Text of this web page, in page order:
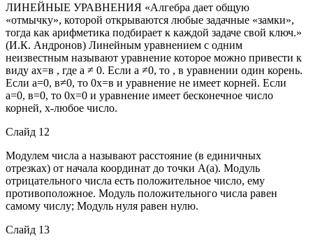
ЛИНЕЙНЫЕ УРАВНЕНИЯ «Алгебра дает общую
«отмычку», которой открываются любые задачные «замки»,
тогда как арифметика подбирает к каждой задаче свой ключ.»
(И.К. Андронов) Линейным уравнением с одним
неизвестным называют уравнение которое можно привести к
виду ах=в , где а ≠ 0. Если а ≠0, то , в уравнении один корень.
Если а=0, в≠0, то 0х=в и уравнение не имеет корней. Если
а=0, в=0, то 0х=0 и уравнение имеет бесконечное число
корней, х-любое число.
Слайд 12
Модулем числа а называют расстояние (в единичных
отрезках) от начала координат до точки А(а). Модуль
отрицательного числа есть положительное число, ему
противоположное. Модуль положительного числа равен
самому числу; Модуль нуля равен нулю.
Слайд 13